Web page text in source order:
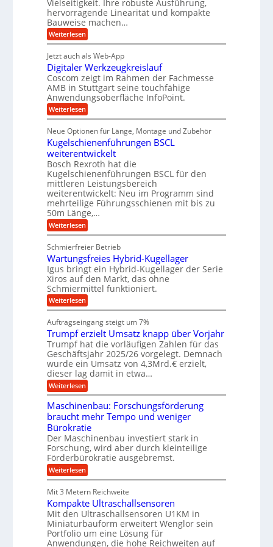
r
i
e
b
e
f
ü
r
r
a
e
U
m
g
e
b
u
n
g
n
f
t
r
a
s
i
n
g
a
n
g
w
e
n
i
g
e
r
S
t
e
l
e
n
g
e
n
g
e
t
r
i
e
b
e
f
ü
r
r
ä
z
i
s
e
H
u
b
b
e
w
e
g
u
n
g
e
n
Vielseitigkeit. Ihre robuste Ausführung,
hervorragende Linearität und kompakte
Bauweise machen…
Weiterlesen:
P
ä
z
i
s
i
o
n
f
r
A
u
t
o
m
o
t
i
v
e
u
n
d
M
a
s
c
h
i
n
n
b
a
u
Jetzt auch als Web-App
Digitaler Werkzeugkreislauf
Coscom zeigt im Rahmen der Fachmesse
AMB in Stuttgart seine touchfähige
Anwendungsoberfläche InfoPoint.
Weiterlesen:
D
g
i
t
a
l
e
r
W
e
r
k
z
e
u
g
k
r
e
i
s
l
a
u
f
Neue Optionen für Länge, Montage und Zubehör
Kugelschienenführungen BSCL
weiterentwickelt
Bosch Rexroth hat die
Kugelschienenführungen BSCL für den
mittleren Leistungsbereich
weiterentwickelt: Neu im Programm sind
mehrteilige Führungsschienen mit bis zu
50m Länge,…
Weiterlesen:
K
g
e
l
s
c
h
i
e
e
n
f
ü
h
r
u
n
g
e
B
S
C
L
w
e
i
t
e
e
n
t
w
i
Schmierfreier Betrieb
Wartungsfreies Hybrid-Kugellager
Igus bringt ein Hybrid-Kugellager der Serie
Xiros auf den Markt, das ohne
Schmiermittel funktioniert.
Weiterlesen:
W
r
t
u
n
g
s
f
r
e
i
e
s
H
y
b
r
i
d
-
u
g
e
l
l
a
Auftragseingang steigt um 7%
Trumpf erzielt Umsatz knapp über Vorjahr
Trumpf hat die vorläufigen Zahlen für das
Geschäftsjahr 2025/26 vorgelegt. Demnach
wurde ein Umsatz von 4,3Mrd.€ erzielt,
dieser lag damit in etwa…
Weiterlesen:
T
u
m
p
f
e
r
z
i
e
t
U
m
s
a
t
Maschinenbau: Forschungsförderung
braucht mehr Tempo und weniger
Bürokratie
Der Maschinenbau investiert stark in
Forschung, wird aber durch kleinteilige
Förderbürokratie ausgebremst.
Weiterlesen:
M
s
c
h
i
n
e
Mit 3 Metern Reichweite
Kompakte Ultraschallsensoren
Mit den Ultraschallsensoren U1KM in
Miniaturbauform erweitert Wenglor sein
Portfolio um eine Lösung für
Anwendungen, die hohe Reichweiten auf